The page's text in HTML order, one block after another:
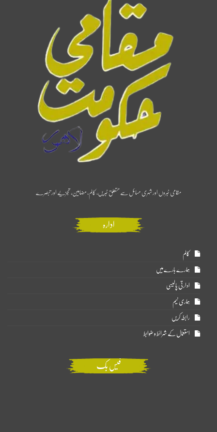
مقامی خبروں اور شہری مسائل سے متعلق خبریں، کالم، مضامین، تجزیے اور تبصرے
ادارہ
کالم
ہمارے بارے میں
ادارتی پالیسی
ہماری ٹیم
رابطہ کریں
استعمال کے شرائط و ضوابط
فیس بک